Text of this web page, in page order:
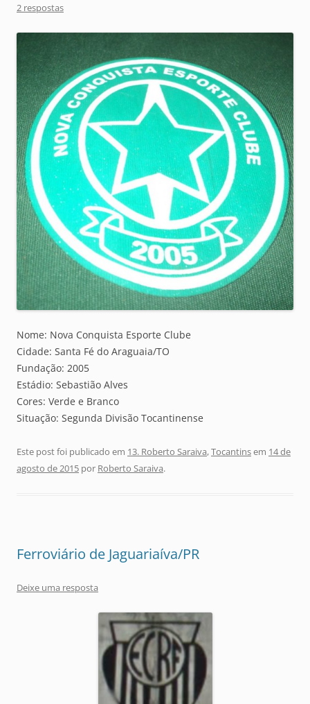
2 respostas
Nome: Nova Conquista Esporte Clube
Cidade: Santa Fé do Araguaia/TO
Fundação: 2005
Estádio: Sebastião Alves
Cores: Verde e Branco
Situação: Segunda Divisão Tocantinense
Este post foi publicado em 13. Roberto Saraiva,Tocantinsem 14 de
agosto de 2015 por Roberto Saraiva.
Ferroviário de Jaguariaíva/PR
Deixe uma resposta